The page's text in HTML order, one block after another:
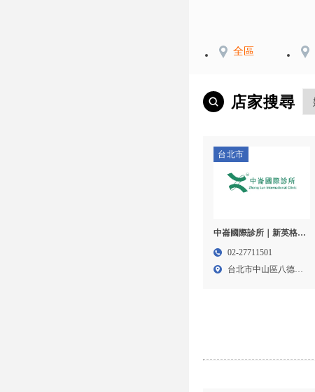
全區
店家搜尋
台北市
中崙國際診所｜新英格蘭
乳房中心｜中山區乳房外
02-27711501
台北市中山區八德路